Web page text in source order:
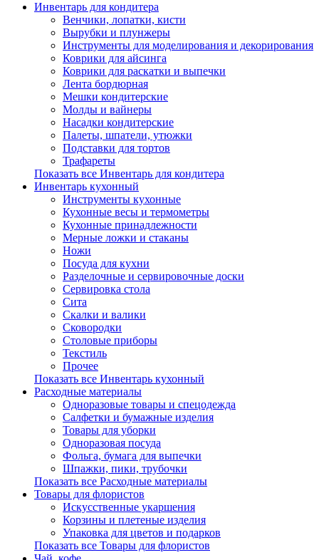
Инвентарь для кондитера
Венчики, лопатки, кисти
Вырубки и плунжеры
Инструменты для моделирования и декорирования
Коврики для айсинга
Коврики для раскатки и выпечки
Лента бордюрная
Мешки кондитерские
Молды и вайнеры
Насадки кондитерские
Палеты, шпатели, утюжки
Подставки для тортов
Трафареты
Показать все Инвентарь для кондитера
Инвентарь кухонный
Инструменты кухонные
Кухонные весы и термометры
Кухонные принадлежности
Мерные ложки и стаканы
Ножи
Посуда для кухни
Разделочные и сервировочные доски
Сервировка стола
Сита
Скалки и валики
Сковородки
Столовые приборы
Текстиль
Прочее
Показать все Инвентарь кухонный
Расходные материалы
Одноразовые товары и спецодежда
Салфетки и бумажные изделия
Товары для уборки
Одноразовая посуда
Фольга, бумага для выпечки
Шпажки, пики, трубочки
Показать все Расходные материалы
Товары для флористов
Искусственные укаршения
Корзины и плетеные изделия
Упаковка для цветов и подарков
Показать все Товары для флористов